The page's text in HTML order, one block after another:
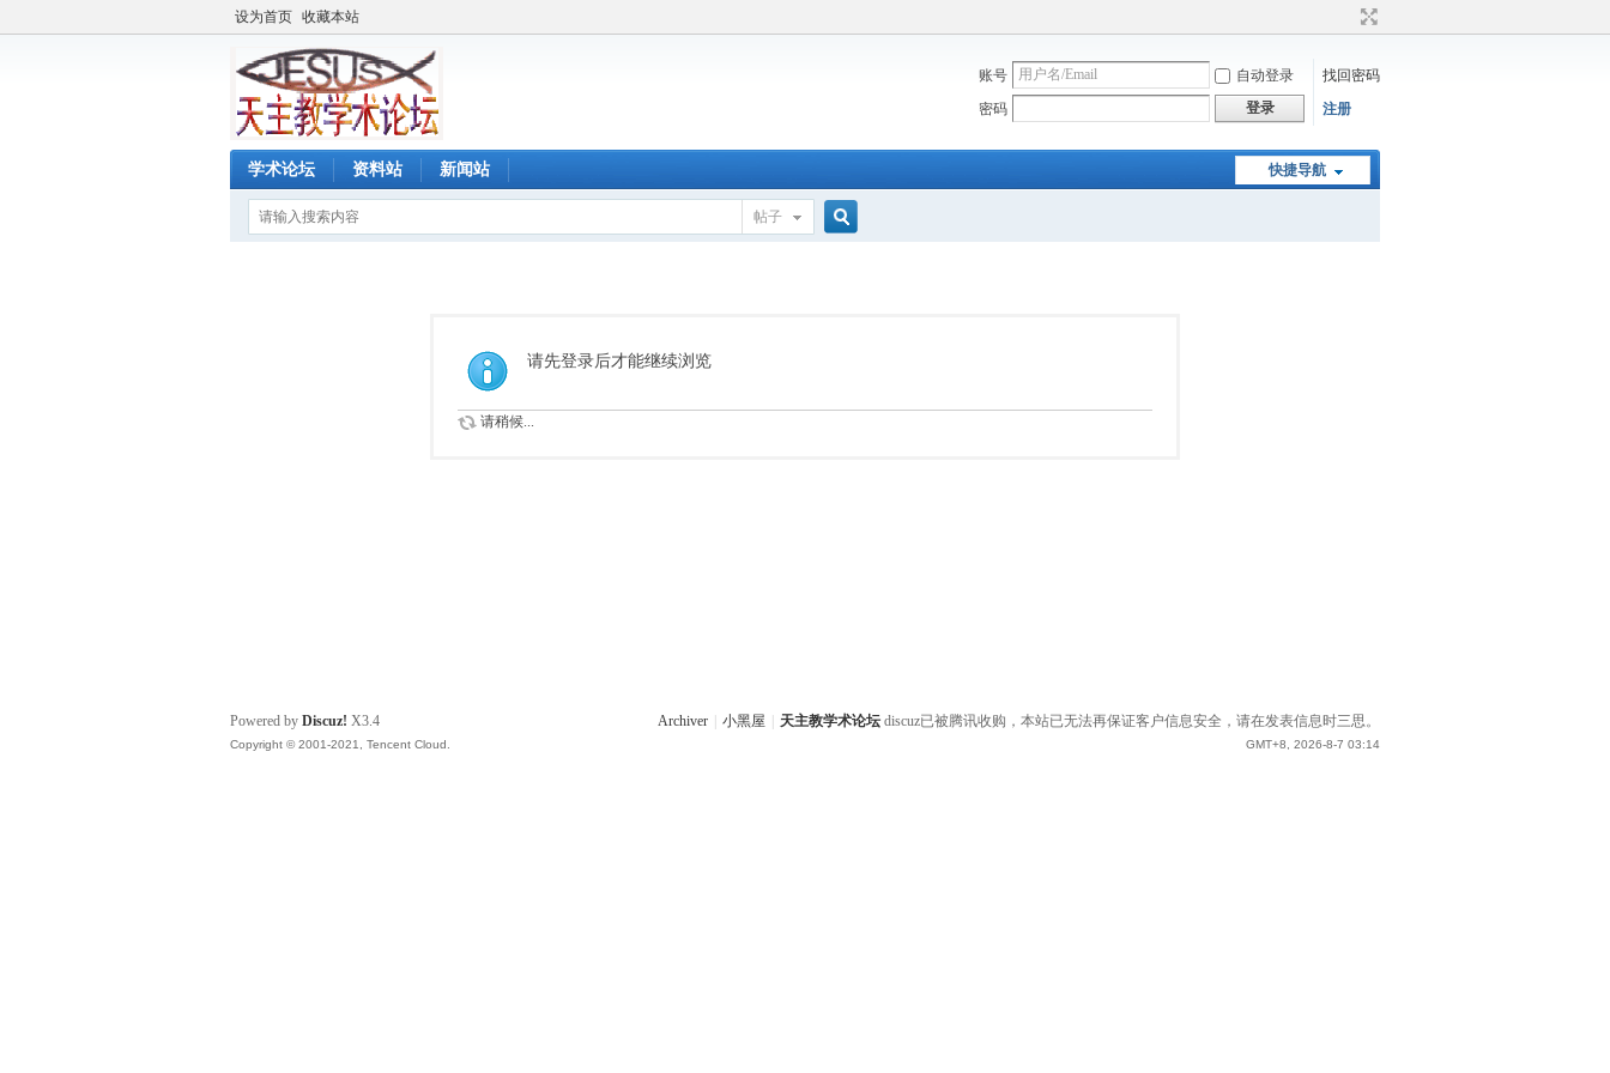
设为首页 收藏本站
账号 自动登录
找回密码
密码
登录 注册
快捷导航
学术论坛 资料站 新闻站
帖子
请先登录后才能继续浏览
请稍候...
Archiver 小黑屋 天主教学术论坛 discuz已被腾讯收购，本站已无法再保证客户信息安全，请在发表信息时三思。
GMT+8, 2026-8-7 03:14
Powered by Discuz! X3.4
Copyright © 2001-2021, Tencent Cloud.